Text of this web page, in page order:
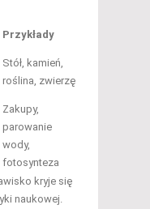
Przykłady
Stół, kamień,
roślina, zwierzę
Zakupy,
parowanie
wody,
fotosynteza
kryje się
naukowej.